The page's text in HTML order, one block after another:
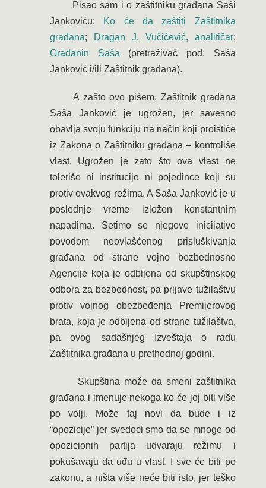
Pisao sam i o zaštitniku građana Saši
Jankoviću:
Ko će da zaštiti Zaštitnika
građana; Dragan J. Vučićević, analitičar;
Građanin Saša (pretraživač pod: Saša
Janković i/ili Zaštitnik građana).
A zašto ovo pišem. Zaštitnik građana
Saša Janković je ugrožen, jer savesno
obavlja svoju funkciju na način koji proističe
iz Zakona o Zaštitniku građana – kontroliše
vlast. Ugrožen je zato što ova vlast ne
toleriše ni institucije ni pojedince koji su
protiv ovakvog režima. A Saša Janković je u
poslednje vreme izložen konstantnim
napadima. Setimo se njegove inicijative
povodom neovlašćenog prisluškivanja
građana od strane vojno bezbednosne
Agencije koja je odbijena od skupštinskog
odbora za bezbednost, pa prijave tužilaštvu
protiv vojnog obezbeđenja Premijerovog
brata, koja je odbijena od strane tužilaštva,
pa ovog sadašnjeg Izveštaja o radu
Zaštitnika građana u prethodnoj godini.
Skupština može da smeni zaštitnika
građana i imenuje nekoga ko će joj biti više
po volji. Može taj novi da bude i iz
“opozicije” jer svedoci smo da se mnoge od
opozicionih partija udvaraju režimu i
pokušavaju da uđu u vlast. I sve će biti po
zakonu, a ništa više neće biti isto, jer teško